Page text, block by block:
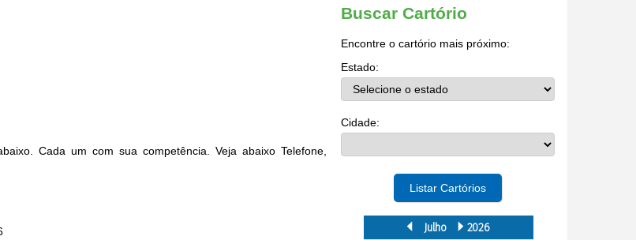
Cada um com sua competência. Veja abaixo Telefone,
Buscar Cartório
Encontre o cartório mais próximo:
Estado:
Cidade:
Listar Cartórios